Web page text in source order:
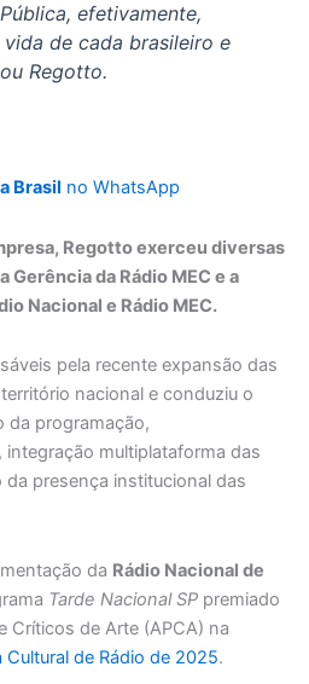
efetivamente,
de cada brasileiro e
Regotto.
Brasil no WhatsApp
Regotto exerceu diversas
da Rádio MEC e a
Nacional e Rádio MEC.
pela recente expansão das
nacional e conduziu o
da programação,
multiplataforma das
presença institucional das
da Rádio Nacional de
Tarde Nacional SP premiado
Críticos de Arte (APCA) na
de Rádio de 2025.